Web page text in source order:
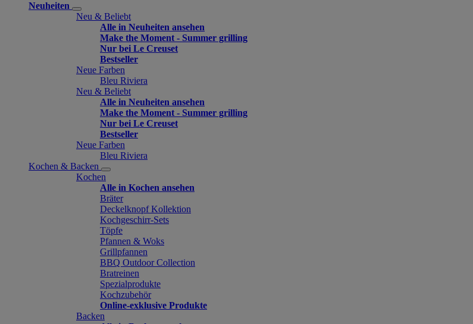
Neuheiten
Neu & Beliebt
Alle in Neuheiten ansehen
Make the Moment - Summer grilling
Nur bei Le Creuset
Bestseller
Neue Farben
Bleu Riviera
Neu & Beliebt
Alle in Neuheiten ansehen
Make the Moment - Summer grilling
Nur bei Le Creuset
Bestseller
Neue Farben
Bleu Riviera
Kochen & Backen
Kochen
Alle in Kochen ansehen
Bräter
Deckelknopf Kollektion
Kochgeschirr-Sets
Töpfe
Pfannen & Woks
Grillpfannen
BBQ Outdoor Collection
Bratreinen
Spezialprodukte
Kochzubehör
Online-exklusive Produkte
Backen